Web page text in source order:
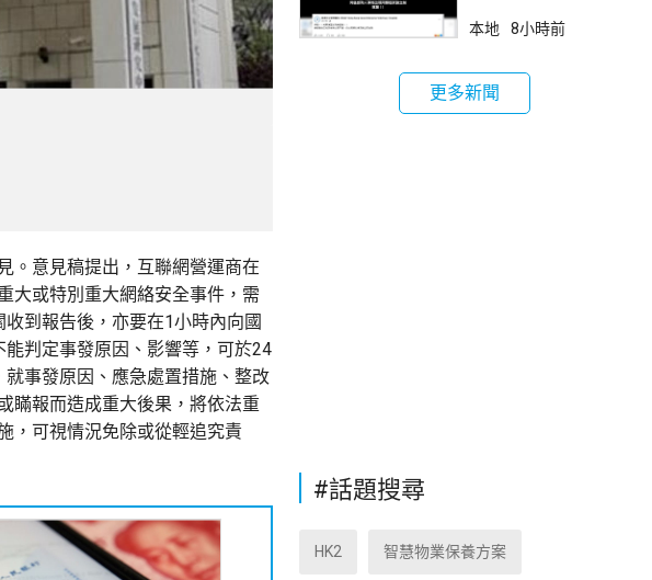
。意見稿提出，互聯網營運商在
大或特別重大網絡安全事件，需
到報告後，亦要在1小時內向國
判定事發原因、影響等，可於24
事發原因、應急處置措施、整改
瞞報而造成重大後果，將依法重
，可視情況免除或從輕追究責
跟進
本地 8小時前
更多新聞
#話題搜尋
HK2 智慧物業保養方案